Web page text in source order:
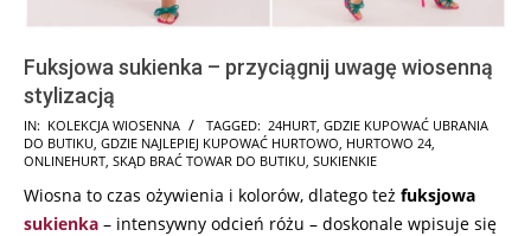
Fuksjowa sukienka – przyciągnij uwagę wiosenną
stylizacją
2025-
03-
IN: KOLEKCJA WIOSENNA TAGGED: 24HURT GDZIE KUPOWAĆ UBRANIA
DO BUTIKU GDZIE NAJLEPIEJ KUPOWAĆ HURTOWO HURTOWO 24
ONLINEHURT SKĄD BRAĆ TOWAR DO BUTIKU SUKIENKIE
Wiosna to czas ożywienia i kolorów, dlatego też fuksjowa
sukienka – intensywny odcień różu – doskonale wpisuje się